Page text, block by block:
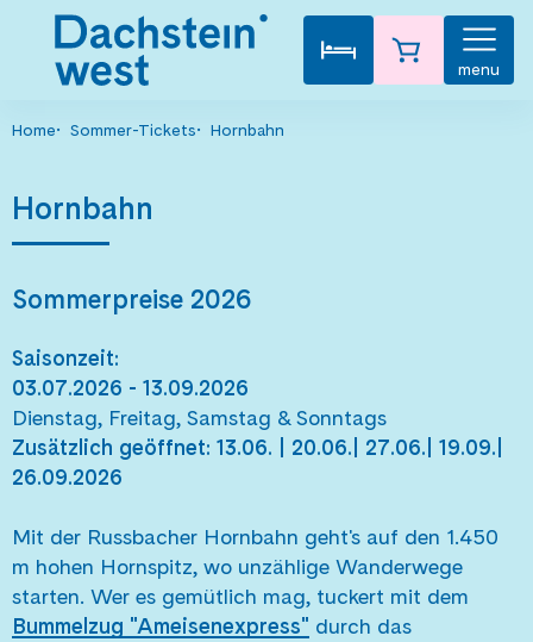
menu
Home Sommer-Tickets Hornbahn
Hornbahn
Sommerpreise 2026
Saisonzeit:
03.07.2026 - 13.09.2026
Dienstag, Freitag, Samstag & Sonntags
Zusätzlich geöffnet: 13.06. | 20.06.| 27.06.| 19.09.|
26.09.2026
Mit der Russbacher Hornbahn geht's auf den 1.450
m hohen Hornspitz, wo unzählige Wanderwege
starten. Wer es gemütlich mag, tuckert mit dem
Bummelzug "Ameisenexpress" durch das